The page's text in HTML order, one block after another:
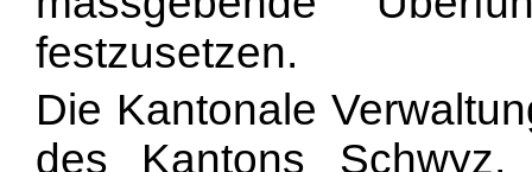
festzusetzen.
Die Kantonale
des Kantons Schwyz,